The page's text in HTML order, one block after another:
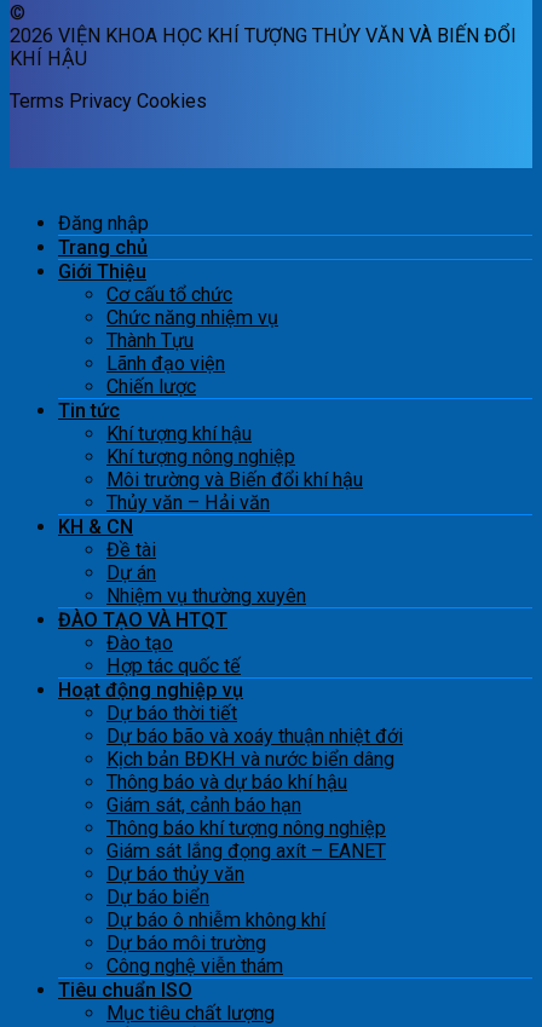
©
2026 VIỆN KHOA HỌC KHÍ TƯỢNG THỦY VĂN VÀ BIẾN ĐỔI
KHÍ HẬU
Terms Privacy Cookies
Đăng nhập
Trang chủ
Giới Thiệu
Cơ cấu tổ chức
Chức năng nhiệm vụ
Thành Tựu
Lãnh đạo viện
Chiến lược
Tin tức
Khí tượng khí hậu
Khí tượng nông nghiệp
Môi trường và Biến đổi khí hậu
Thủy văn – Hải văn
KH & CN
Đề tài
Dự án
Nhiệm vụ thường xuyên
ĐÀO TẠO VÀ HTQT
Đào tạo
Hợp tác quốc tế
Hoạt động nghiệp vụ
Dự báo thời tiết
Dự báo bão và xoáy thuận nhiệt đới
Kịch bản BĐKH và nước biển dâng
Thông báo và dự báo khí hậu
Giám sát, cảnh báo hạn
Thông báo khí tượng nông nghiệp
Giám sát lắng đọng axít – EANET
Dự báo thủy văn
Dự báo biển
Dự báo ô nhiễm không khí
Dự báo môi trường
Công nghệ viễn thám
Tiêu chuẩn ISO
Mục tiêu chất lượng